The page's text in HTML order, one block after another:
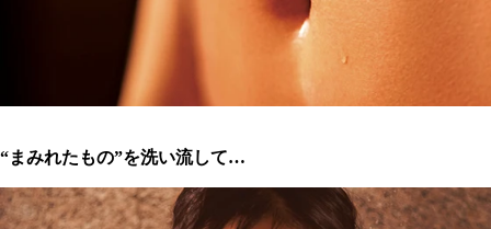
“まみれたもの”を洗い流して…